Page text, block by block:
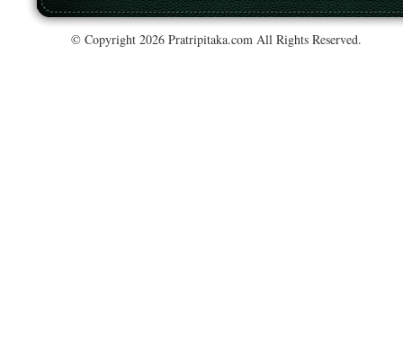
© Copyright 2026 Pratripitaka.com All Rights Reserved.